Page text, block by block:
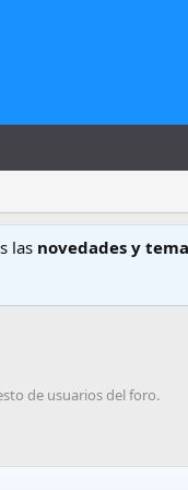
las novedades y
de usuarios del foro.